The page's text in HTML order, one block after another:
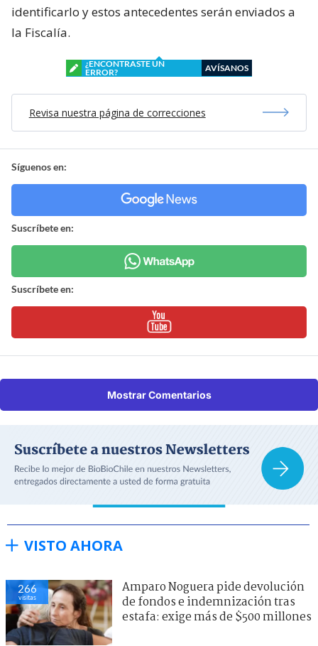
identificarlo y estos antecedentes serán enviados a
la Fiscalía.
¿ENCONTRASTE UN
ERROR?
AVÍSANOS
Revisa nuestra página de correcciones
Síguenos en:
Suscríbete en:
Suscríbete en:
Mostrar Comentarios
VISTO AHORA
266
visitas
Amparo Noguera pide devolución
de fondos e indemnización tras
estafa: exige más de $500 millones